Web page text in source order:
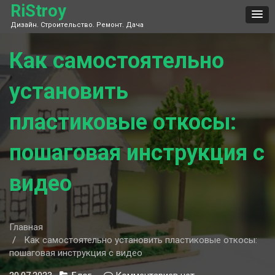
Skip
content
RiStroy
Дизайн. Строительство. Ремонт. Дача
Как самостоятельно
установить
пластиковые откосы:
пошаговая инструкция с
видео
Главная
Как самостоятельно установить пластиковые откосы:
пошаговая инструкция с видео